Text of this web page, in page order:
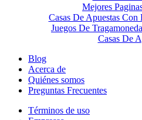
Mejores
Casas De Apuestas
Juegos De
Casas De
Blog
Acerca de
Quiénes somos
Preguntas Frecuentes
Términos de uso